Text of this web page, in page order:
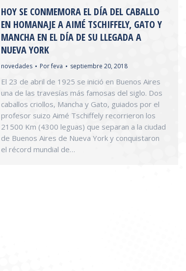
HOY SE CONMEMORA EL DÍA DEL CABALLO
EN HOMANAJE A AIMÉ TSCHIFFELY, GATO Y
MANCHA EN EL DÍA DE SU LLEGADA A
NUEVA YORK
novedades Porfeva septiembre 20, 2018
El 23 de abril de 1925 se inició en Buenos Aires
una de las travesías más famosas del siglo. Dos
caballos criollos, Mancha y Gato, guiados por el
profesor suizo Aimé Tschiffely recorrieron los
21500 Km (4300 leguas) que separan a la ciudad
de Buenos Aires de Nueva York y conquistaron
el récord mundial de…